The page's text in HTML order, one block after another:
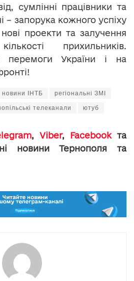
сумлінні працівники та
– запорука кожного успіху
проекти та залучення
прихильників.
перемоги України і на
новини ІНТБ регіональні ЗМІ
телеканали ютуб
, Viber, Facebookта
новини Тернополя та